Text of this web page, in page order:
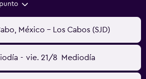
México - Los Cabos (SJD)
- vie. 21/8 Mediodía